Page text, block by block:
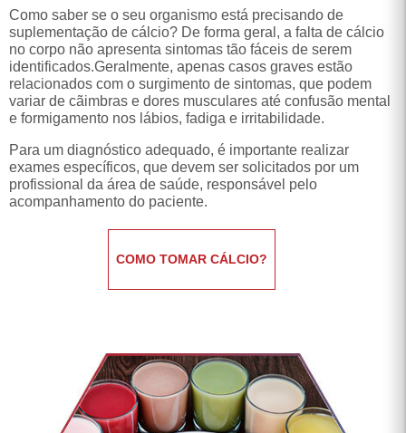
no corpo não apresenta sintomas tão fáceis de serem
identificados.Geralmente, apenas casos graves estão
relacionados com o surgimento de sintomas, que podem
variar de cãimbras e dores musculares até confusão mental
e formigamento nos lábios, fadiga e irritabilidade.
Para um diagnóstico adequado, é importante realizar
exames específicos, que devem ser solicitados por um
profissional da área de saúde, responsável pelo
acompanhamento do paciente.